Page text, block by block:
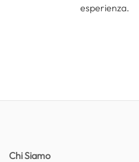
esperienza.
Chi Siamo